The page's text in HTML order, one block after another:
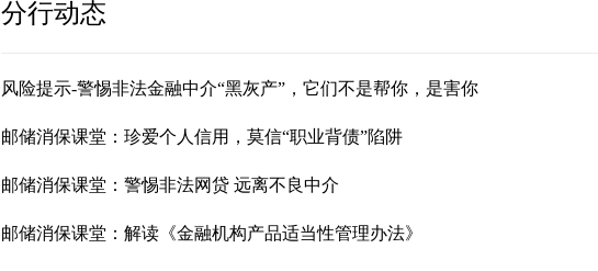
分行动态
风险提示-警惕非法金融中介“黑灰产”，它们不是帮你，是害你
邮储消保课堂：珍爱个人信用，莫信“职业背债”陷阱
邮储消保课堂：警惕非法网贷 远离不良中介
邮储消保课堂：解读《金融机构产品适当性管理办法》